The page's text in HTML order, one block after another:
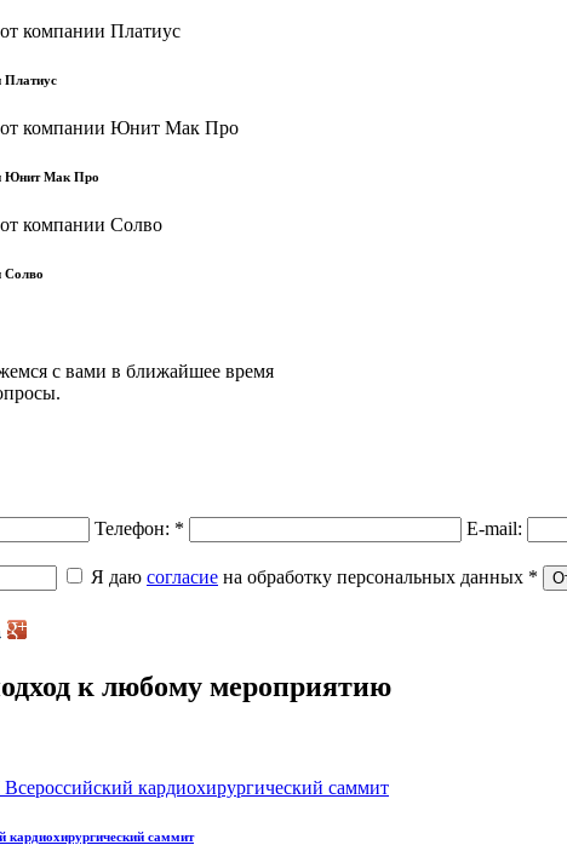
Платиус
Юнит Мак Про
Солво
с вами в ближайшее время
Телефон: * E-mail:
Я даю согласие на обработку персональных данных *
к любому мероприятию
кардиохирургический саммит